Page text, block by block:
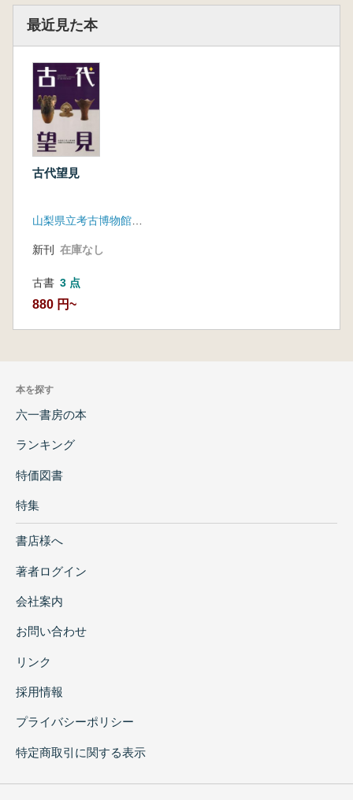
最近見た本
古代望見
新刊 在庫なし
古書 3 点
880 円~
本を探す
六一書房の本
ランキング
特価図書
特集
書店様へ
著者ログイン
会社案内
お問い合わせ
リンク
採用情報
プライバシーポリシー
特定商取引に関する表示